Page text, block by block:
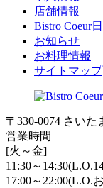
店舗情報
Bistro Coeur
お知らせ
お料理情報
サイトマップ
〒330-0074 さいた
営業時間
[火～金]
11:30～
17:00～22:00(L.O.